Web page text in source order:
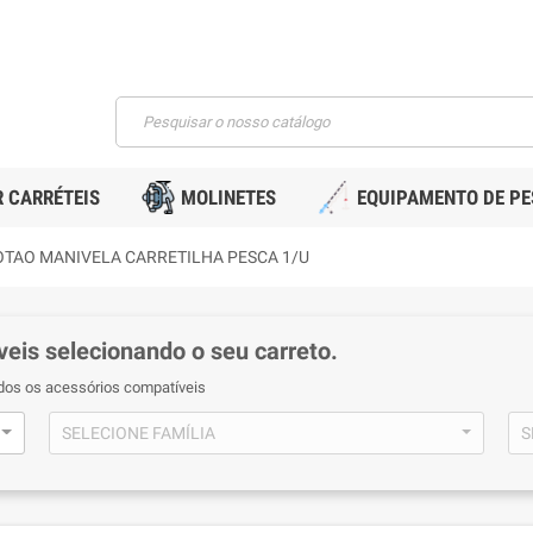
CARRÉTEIS MOLINETES EQUIPAMENTO DE
MANIVELA CARRETILHA PESCA 1/U
selecionando o seu carreto.
os acessórios compatíveis
SELECIONE FAMÍLIA